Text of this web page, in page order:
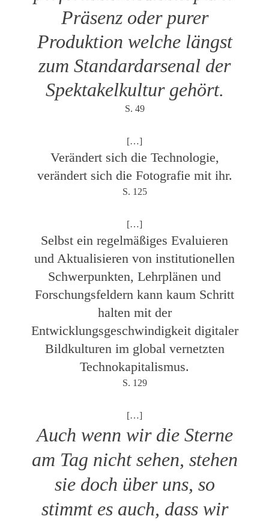
Präsenz oder purer
Produktion welche längst
zum Standardarsenal der
Spektakelkultur gehört.
S. 49
[…]
Verändert sich die Technologie,
verändert sich die Fotografie mit ihr.
S. 125
[…]
Selbst ein regelmäßiges Evaluieren
und Aktualisieren von institutionellen
Schwerpunkten, Lehrplänen und
Forschungsfeldern kann kaum Schritt
halten mit der
Entwicklungsgeschwindigkeit digitaler
Bildkulturen im global vernetzten
Technokapitalismus.
S. 129
[…]
Auch wenn wir die Sterne
am Tag nicht sehen, stehen
sie doch über uns, so
stimmt es auch, dass wir